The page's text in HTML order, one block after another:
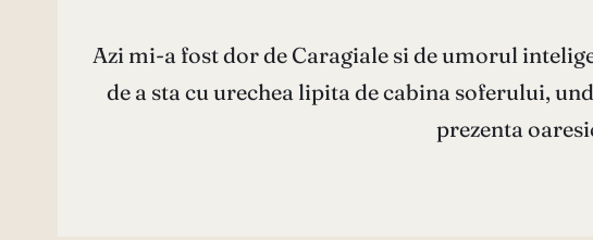
Azi mi-a fost dor de Caragiale si de umorul
de a sta cu urechea lipita de cabina soferului,
prezenta